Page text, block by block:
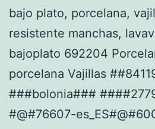
bajo plato, porcelana,
resistente manchas,
bajoplato 692204
porcelana Vajillas
###bolonia###
#@#76607-